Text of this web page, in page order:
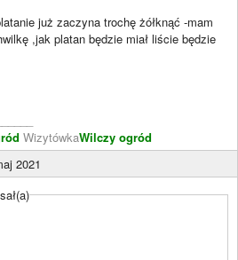
już zaczyna trochę żółknąć -mam
,jak platan będzie miał liście będzie
WizytówkaWilczy ogród
2021